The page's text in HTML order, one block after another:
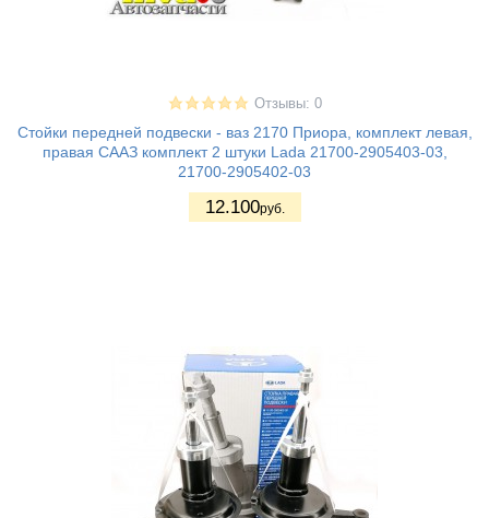
Отзывы: 0
Стойки передней подвески - ваз 2170 Приора, комплект левая,
правая СААЗ комплект 2 штуки Lada 21700-2905403-03,
21700-2905402-03
12.100руб.